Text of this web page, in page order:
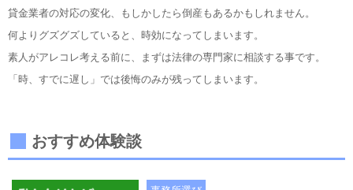
貸金業者の対応の変化、もしかしたら倒産もあるかもしれません。
何よりグズグズしていると、時効になってしまいます。
素人がアレコレ考える前に、まずは法律の専門家に相談する事です。
「時、すでに遅し」では後悔のみが残ってしまいます。
おすすめ体験談